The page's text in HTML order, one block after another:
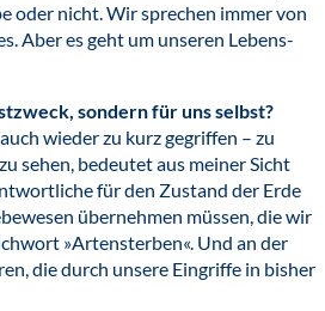
oder nicht. Wir sprechen immer von
Aber es geht um unseren Lebens-
sondern für uns selbst?
wieder zu kurz gegriffen – zu
sehen, bedeutet aus meiner Sicht
für den Zustand der Erde
übernehmen müssen, die wir
»Artensterben«. Und an der
die durch unsere Eingriffe in bisher